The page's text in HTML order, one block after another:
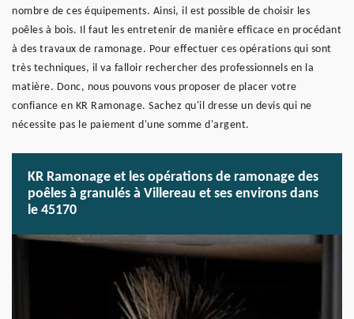
nombre de ces équipements. Ainsi, il est possible de choisir les
poêles à bois. Il faut les entretenir de manière efficace en procédant
à des travaux de ramonage. Pour effectuer ces opérations qui sont
très techniques, il va falloir rechercher des professionnels en la
matière. Donc, nous pouvons vous proposer de placer votre
confiance en KR Ramonage. Sachez qu'il dresse un devis qui ne
nécessite pas le paiement d'une somme d'argent.
KR Ramonage et les opérations de ramonage des
poêles à granulés à Villereau et ses environs dans
le 45170